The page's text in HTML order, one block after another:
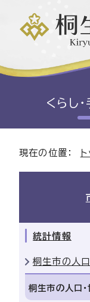
くらし
現在の位置：
統計情報
桐生市の人口
桐生市の人口・